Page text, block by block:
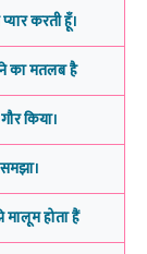
करती हूँ।
का मतलब है
किया।
समझा।
होता हैं